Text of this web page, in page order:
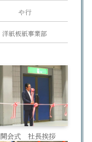
や行
洋紙板紙事業部
開会式 社長挨拶